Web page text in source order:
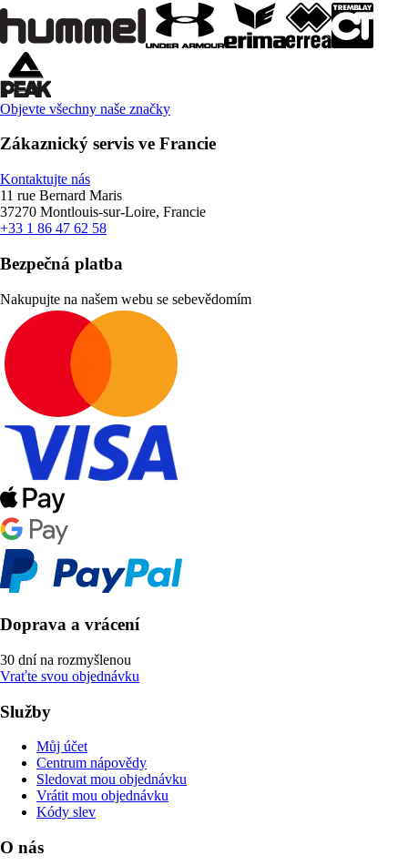
Objevte všechny naše značky
Zákaznický servis ve Francie
Kontaktujte nás
11 rue Bernard Maris
37270 Montlouis-sur-Loire, Francie
+33 1 86 47 62 58
Bezpečná platba
Nakupujte na našem webu se sebevědomím
Doprava a vrácení
30 dní na rozmyšlenou
Vraťte svou objednávku
Služby
Můj účet
Centrum nápovědy
Sledovat mou objednávku
Vrátit mou objednávku
Kódy slev
O nás